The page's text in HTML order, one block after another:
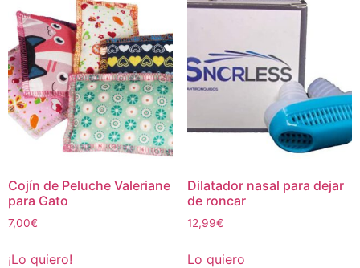
Cojín de Peluche Valeriane
para Gato
7,00€
¡Lo quiero!
Dilatador nasal para dejar
de roncar
12,99€
Lo quiero